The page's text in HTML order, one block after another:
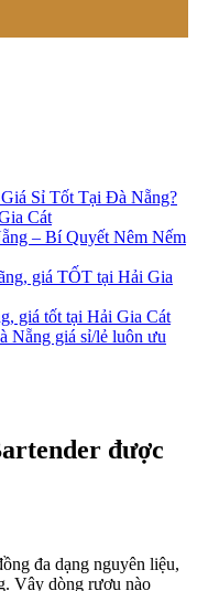
Sỉ Tốt Tại Đà Nẵng?
Cát
– Bí Quyết Nêm Nếm
giá TỐT tại Hải Gia
giá tốt tại Hải Gia Cát
Nẵng giá sỉ/lẻ luôn ưu
được
đa dạng nguyên liệu,
Vậy dòng rượu nào